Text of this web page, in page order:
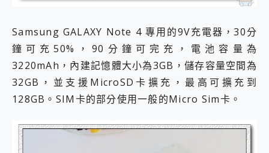
Samsung GALAXY Note 4 專用的9V充電器，30分
鐘可充50%，90分鐘可完充，電池容量為
3220mAh，內建記憶體大小為3GB，儲存容量空間為
32GB，並支援MicroSD卡擴充，最高可擴充到
128GB。SIM卡的部分使用一般的Micro Sim卡。